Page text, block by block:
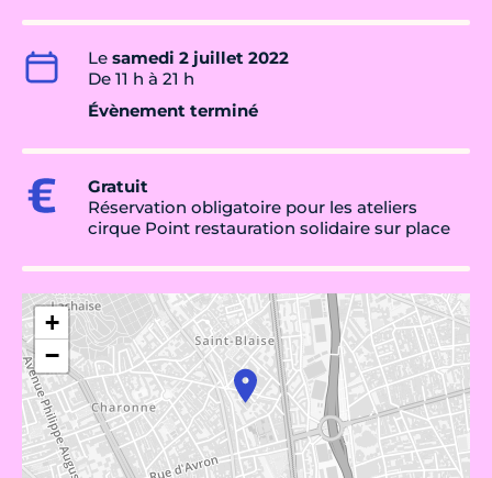
Le samedi 2 juillet 2022
De 11 h à 21 h
Évènement terminé
Gratuit
Réservation obligatoire pour les ateliers
cirque Point restauration solidaire sur place
+
−